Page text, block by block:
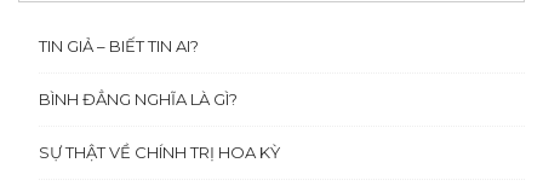
TIN GIẢ – BIẾT TIN AI?
BÌNH ĐẲNG NGHĨA LÀ GÌ?
SỰ THẬT VỀ CHÍNH TRỊ HOA KỲ